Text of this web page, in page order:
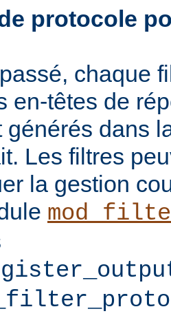
protocole
chaque
en-têtes de
générés dans
Les filtres
la gestion